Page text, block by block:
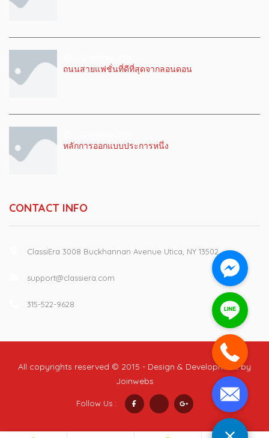
ถนนสายแฟชั่นที่ดีที่สุดจากลอนดอน
หลักการออกแบบประการหนึ่ง
CONTACT INFO
ClassiEra 3008 Buckhannan Avenue Utica, NY 13502
support@classiera.com
315-522-9628
All copyrights reserved © 2015 - Design & Development by
Joinwebs
Follow Us :